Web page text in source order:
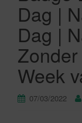
Dag |
Dag |
Week
07/03/2022